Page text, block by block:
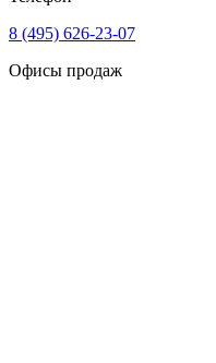
8 (495) 626-23-07
Офисы продаж